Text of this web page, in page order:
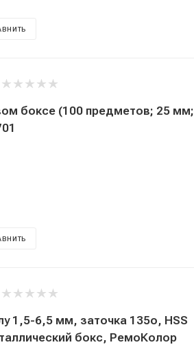
боксе (100 предметов; 25 мм;
бокс, РемоКолор